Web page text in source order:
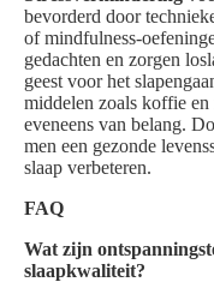
bevorderd door
of mindfulness-
gedachten en zorgen
geest voor het
middelen zoals koffie
eveneens van belang.
men een gezonde
slaap verbeteren.
FAQ
Wat zijn
slaapkwaliteit?